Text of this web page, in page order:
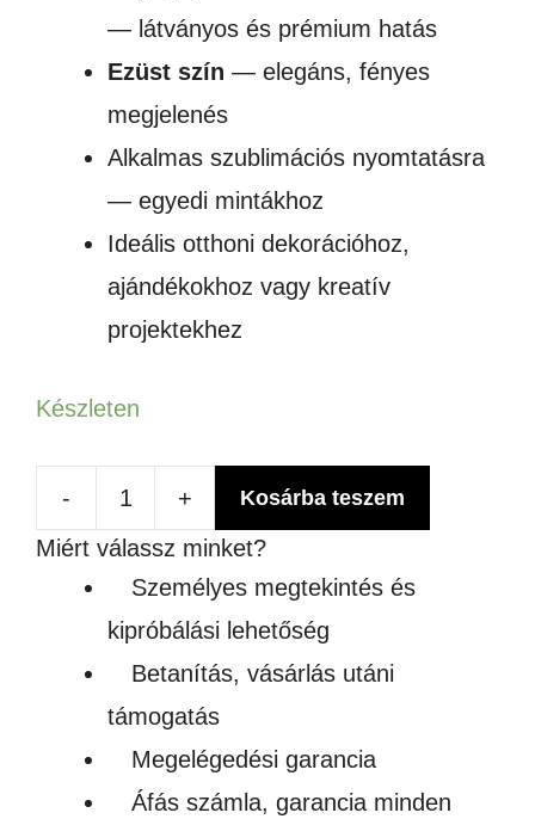
— látványos és prémium hatás
Ezüst szín — elegáns, fényes
megjelenés
Alkalmas szublimációs nyomtatásra
— egyedi mintákhoz
Ideális otthoni dekorációhoz,
ajándékokhoz vagy kreatív
projektekhez
Készleten
-
FLITTERES
FEHÉR
PÁRNAHUZAT
mennyiség
+ Kosárba teszem
Miért válassz minket?
Személyes megtekintés és
kipróbálási lehetőség
Betanítás, vásárlás utáni
támogatás
Megelégedési garancia
Áfás számla, garancia minden